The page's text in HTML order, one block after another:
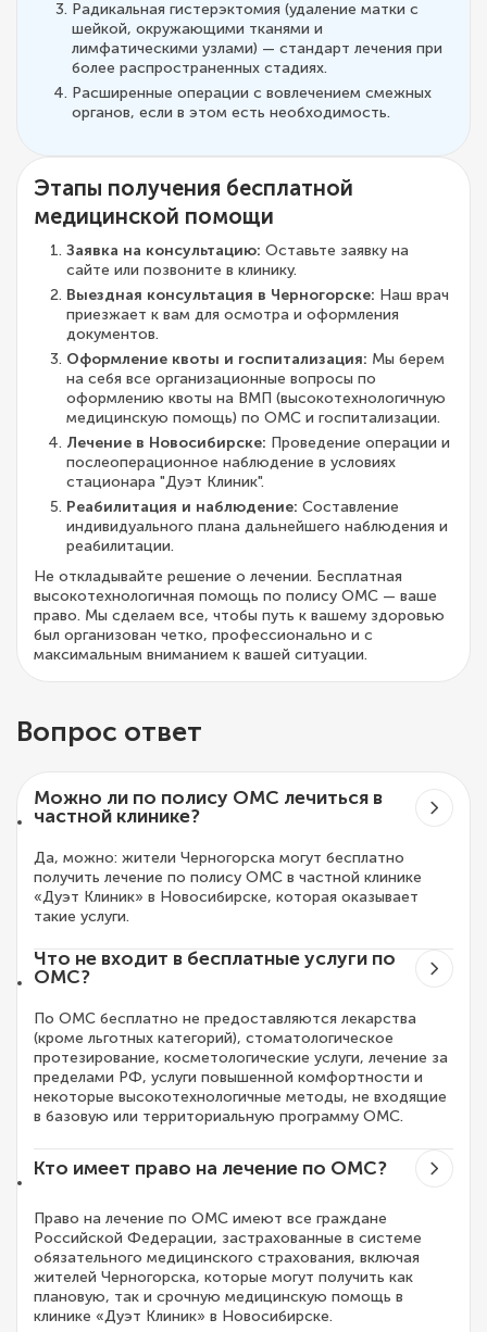
Радикальная гистерэктомия (удаление матки с
шейкой, окружающими тканями и
лимфатическими узлами) — стандарт лечения при
более распространенных стадиях.
Расширенные операции с вовлечением смежных
органов, если в этом есть необходимость.
Этапы получения бесплатной
медицинской помощи
Заявка на консультацию: Оставьте заявку на
сайте или позвоните в клинику.
Выездная консультация в Черногорске: Наш врач
приезжает к вам для осмотра и оформления
документов.
Оформление квоты и госпитализация: Мы берем
на себя все организационные вопросы по
оформлению квоты на ВМП (высокотехнологичную
медицинскую помощь) по ОМС и госпитализации.
Лечение в Новосибирске: Проведение операции и
послеоперационное наблюдение в условиях
стационара "Дуэт Клиник".
Реабилитация и наблюдение: Составление
индивидуального плана дальнейшего наблюдения и
реабилитации.
Не откладывайте решение о лечении. Бесплатная
высокотехнологичная помощь по полису ОМС — ваше
право. Мы сделаем все, чтобы путь к вашему здоровью
был организован четко, профессионально и с
максимальным вниманием к вашей ситуации.
Вопрос ответ
Можно ли по полису ОМС лечиться в
частной клинике?
Да, можно: жители Черногорска могут бесплатно
получить лечение по полису ОМС в частной клинике
«Дуэт Клиник» в Новосибирске, которая оказывает
такие услуги.
Что не входит в бесплатные услуги по
ОМС?
По ОМС бесплатно не предоставляются лекарства
(кроме льготных категорий), стоматологическое
протезирование, косметологические услуги, лечение за
пределами РФ, услуги повышенной комфортности и
некоторые высокотехнологичные методы, не входящие
в базовую или территориальную программу ОМС.
Кто имеет право на лечение по ОМС?
Право на лечение по ОМС имеют все граждане
Российской Федерации, застрахованные в системе
обязательного медицинского страхования, включая
жителей Черногорска, которые могут получить как
плановую, так и срочную медицинскую помощь в
клинике «Дуэт Клиник» в Новосибирске.